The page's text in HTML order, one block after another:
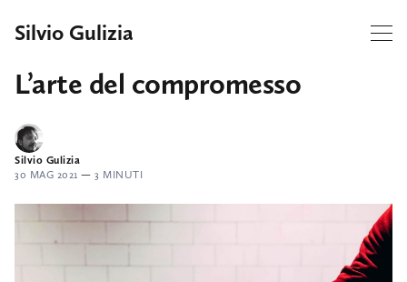
Silvio Gulizia
L’arte del compromesso
Silvio Gulizia
30 MAG 2021 — 3 MINUTI